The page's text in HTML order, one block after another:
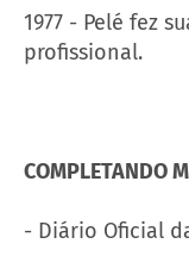
1977 - Pelé fez
profissional.
COMPLETANDO
- Diário Oficial